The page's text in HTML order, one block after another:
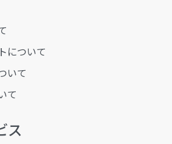
について
いて
て
ス